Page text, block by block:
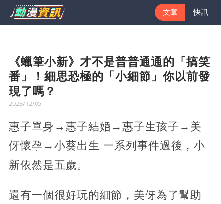
文章 快訊
《蠟筆小新》才不是普普通通的「搞笑
番」！細思恐極的「小細節」你以前發
現了嗎？
2023/12/05
惠子單身→惠子結婚→惠子生孩子→美
伢懷孕→小葵出生 一系列事件過後，小
新依然是五歲。
還有一個很好玩的細節，美伢為了幫助